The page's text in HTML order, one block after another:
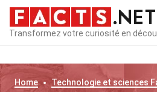
Transformez votre curiosité en
Home Technologie et sciences